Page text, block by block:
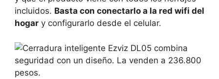
incluidos. Basta con conectarlo a la red wifi del
hogar y configurarlo desde el celular.